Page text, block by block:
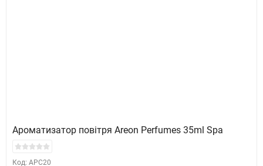
Ароматизатор повітря Areon Perfumes 35ml Spa
Код: APC20